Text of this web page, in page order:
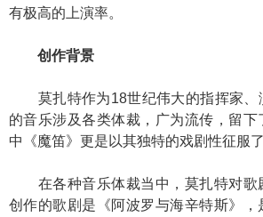
有极高的上演率。
创作背景
莫扎特作为18世纪伟大的指挥家、
的音乐涉及各类体裁，广为流传，留
中《魔笛》更是以其独特的戏剧性征服了
在各种音乐体裁当中，莫扎特对歌
创作的歌剧是《阿波罗与海辛特斯》，